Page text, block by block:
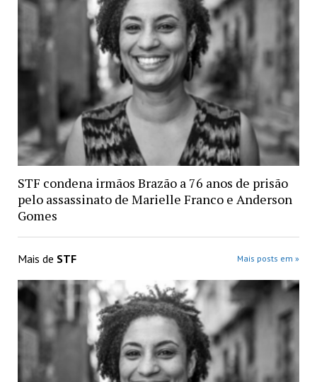
STF condena irmãos Brazão a 76 anos de prisão
pelo assassinato de Marielle Franco e Anderson
Gomes
Mais de STF Mais posts em »